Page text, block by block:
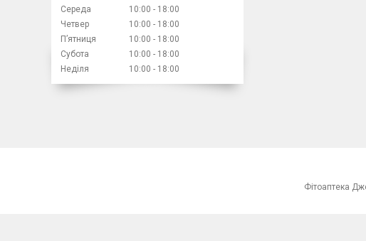
Середа
10:00
18:00
Четвер
10:00
18:00
Пʼятниця
10:00
18:00
Субота
10:00
18:00
Неділя
10:00 18:00